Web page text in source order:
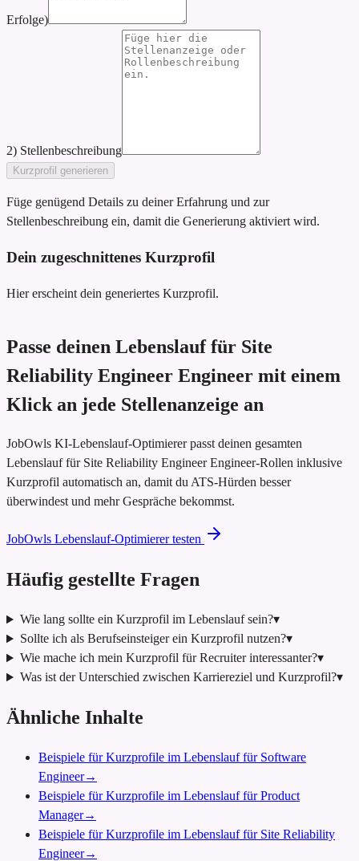
Erfolge)
2) Stellenbeschreibung
Kurzprofil generieren
Füge genügend Details zu deiner Erfahrung und zur
Stellenbeschreibung ein, damit die Generierung aktiviert wird.
Dein zugeschnittenes Kurzprofil
Hier erscheint dein generiertes Kurzprofil.
Passe deinen Lebenslauf für Site
Reliability Engineer Engineer mit einem
Klick an jede Stellenanzeige an
JobOwls KI-Lebenslauf-Optimierer passt deinen gesamten
Lebenslauf für Site Reliability Engineer Engineer-Rollen inklusive
Kurzprofil automatisch an, damit du ATS-Hürden besser
überwindest und mehr Gespräche bekommst.
JobOwls Lebenslauf-Optimierer testen
Häufig gestellte Fragen
Wie lang sollte ein Kurzprofil im Lebenslauf sein?▾
Sollte ich als Berufseinsteiger ein Kurzprofil nutzen?▾
Wie mache ich mein Kurzprofil für Recruiter interessanter?▾
Was ist der Unterschied zwischen Karriereziel und Kurzprofil?▾
Ähnliche Inhalte
Beispiele für Kurzprofile im Lebenslauf für Software
Engineer→
Beispiele für Kurzprofile im Lebenslauf für Product
Manager→
Beispiele für Kurzprofile im Lebenslauf für Site Reliability
Engineer→